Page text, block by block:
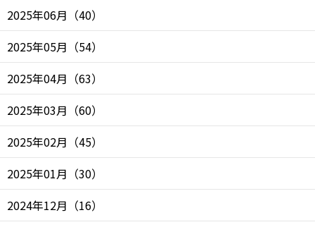
2025年06月 （40）
2025年05月 （54）
2025年04月 （63）
2025年03月 （60）
2025年02月 （45）
2025年01月 （30）
2024年12月 （16）